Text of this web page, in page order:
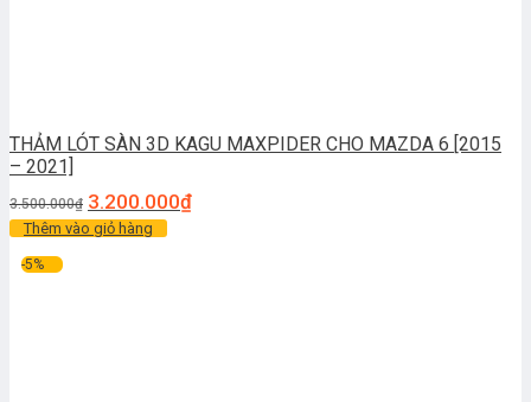
THẢM LÓT SÀN 3D KAGU MAXPIDER CHO MAZDA 6 [2015
– 2021]
3.500.000₫ 3.200.000₫
Thêm vào giỏ hàng
-5%